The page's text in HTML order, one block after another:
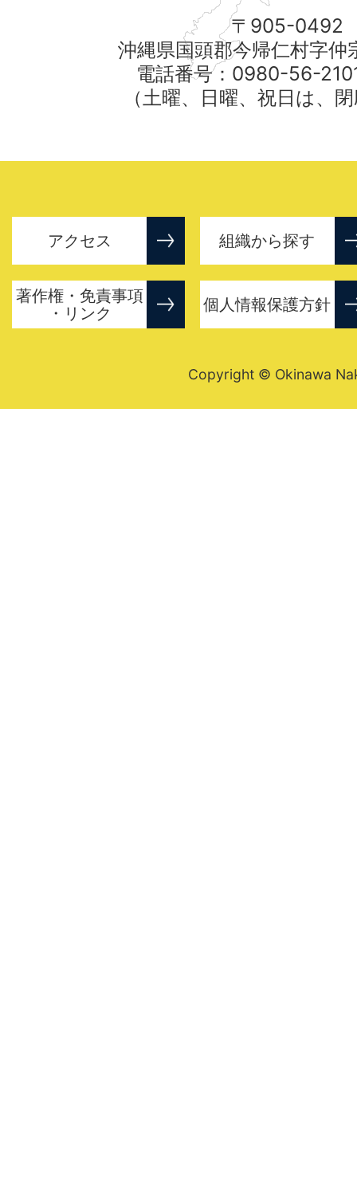
〒905-0492
沖縄県国頭郡今帰仁村字仲
電話番号：0980-56-
（土曜、日曜、祝日は、
アクセス 組織から探す
著作権・免責事項
・リンク
個人情報保護方針
Copyright © Okinawa